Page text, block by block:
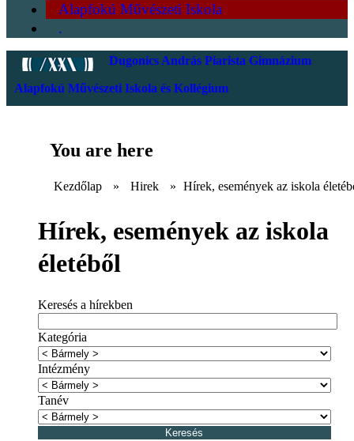
Alapfokú Művészeti Iskola
.
Dugonics András Piarista Gimnázium
Alapfokú Művészeti Iskola és Kollégium
You are here
Kezdőlap » Hirek » Hírek, események az iskola
Hírek, események az iskola
életéből
Keresés a hírekben
Kategória
Intézmény
Tanév